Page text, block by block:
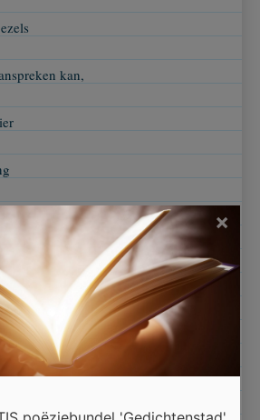
kan,
ogen.
strofen en sonnetten
methodiek
×